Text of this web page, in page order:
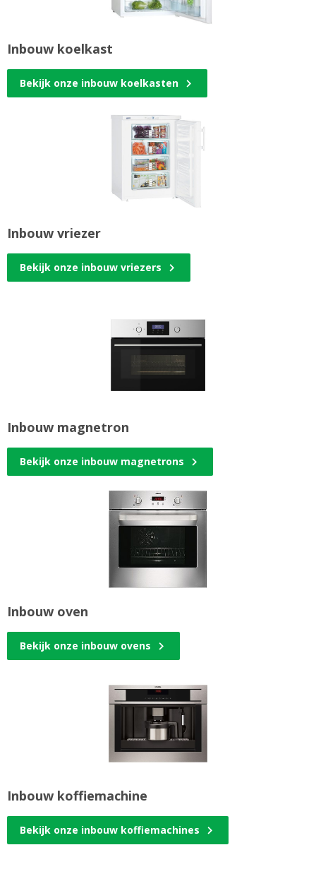
Inbouw koelkast
Bekijk onze inbouw koelkasten
Inbouw vriezer
Bekijk onze inbouw vriezers
Inbouw magnetron
Bekijk onze inbouw magnetrons
Inbouw oven
Bekijk onze inbouw ovens
Inbouw koffiemachine
Bekijk onze inbouw koffiemachines